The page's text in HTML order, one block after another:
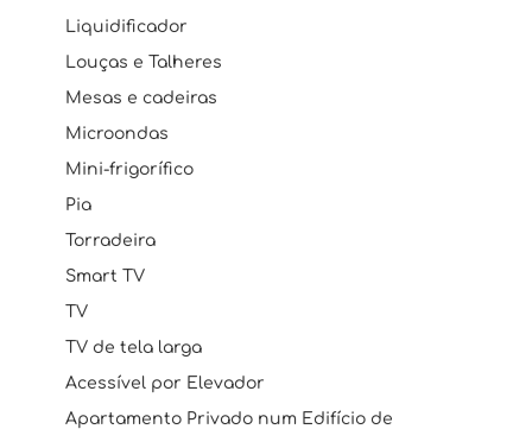
Liquidificador
Louças e Talheres
Mesas e cadeiras
Microondas
Mini-frigorífico
Pia
Torradeira
Smart TV
TV
TV de tela larga
Acessível por Elevador
Apartamento Privado num Edifício de